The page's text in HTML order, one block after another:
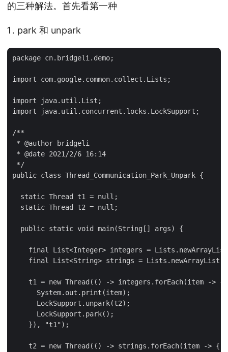
的三种解法。首先看第一种
park 和 unpark
package cn.bridgeli.demo;
import com.google.common.collect.Lists;
import java.util.List;
import java.util.concurrent.locks.LockSupport;
/**
* @author bridgeli
* @date 2021/2/6 16:14
*/
public class Thread_Communication_Park_Unpark {
  static Thread t1 = null;
  static Thread t2 = null;
  public static void main(String[] args) {
final List<Integer> integers =
final List<String> strings =
    t1 = new Thread(() -> integers.forEach(item -> {
      System.out.print(item);
      LockSupport.unpark(t2);
      LockSupport.park();
    }), "t1");
    t2 = new Thread(() -> strings.forEach(item -> {